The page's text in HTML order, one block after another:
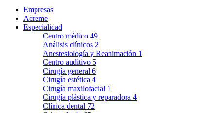
Empresas
Acreme
Especialidad
Centro médico 49
Análisis clínicos 2
Anestesiología y Reanimación 1
Centro auditivo 5
Cirugía general 6
Cirugía estética 4
Cirugía maxilofacial 1
Cirugía plástica y reparadora 4
Clínica dental 72